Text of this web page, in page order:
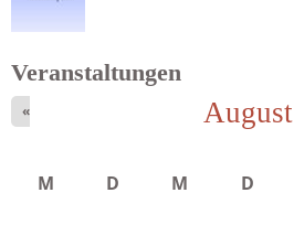
Meinhold, Gottfried - Lachverbot...
Veranstaltungen
August
«
M D M D